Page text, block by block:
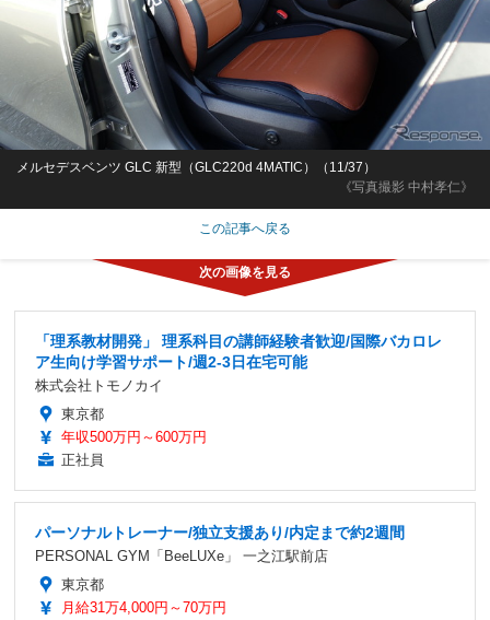
《写真撮影 中村孝仁》
メルセデスベンツ GLC 新型（GLC220d 4MATIC）（11/37）
この記事へ戻る
「理系教材開発」 理系科目の講師経験者歓迎/国際バカロレ
ア生向け学習サポート/週2-3日在宅可能
株式会社トモノカイ
東京都
年収500万円～600万円
正社員
パーソナルトレーナー/独立支援あり/内定まで約2週間
PERSONAL GYM「BeeLUXe」 一之江駅前店
東京都
月給31万4,000円～70万円